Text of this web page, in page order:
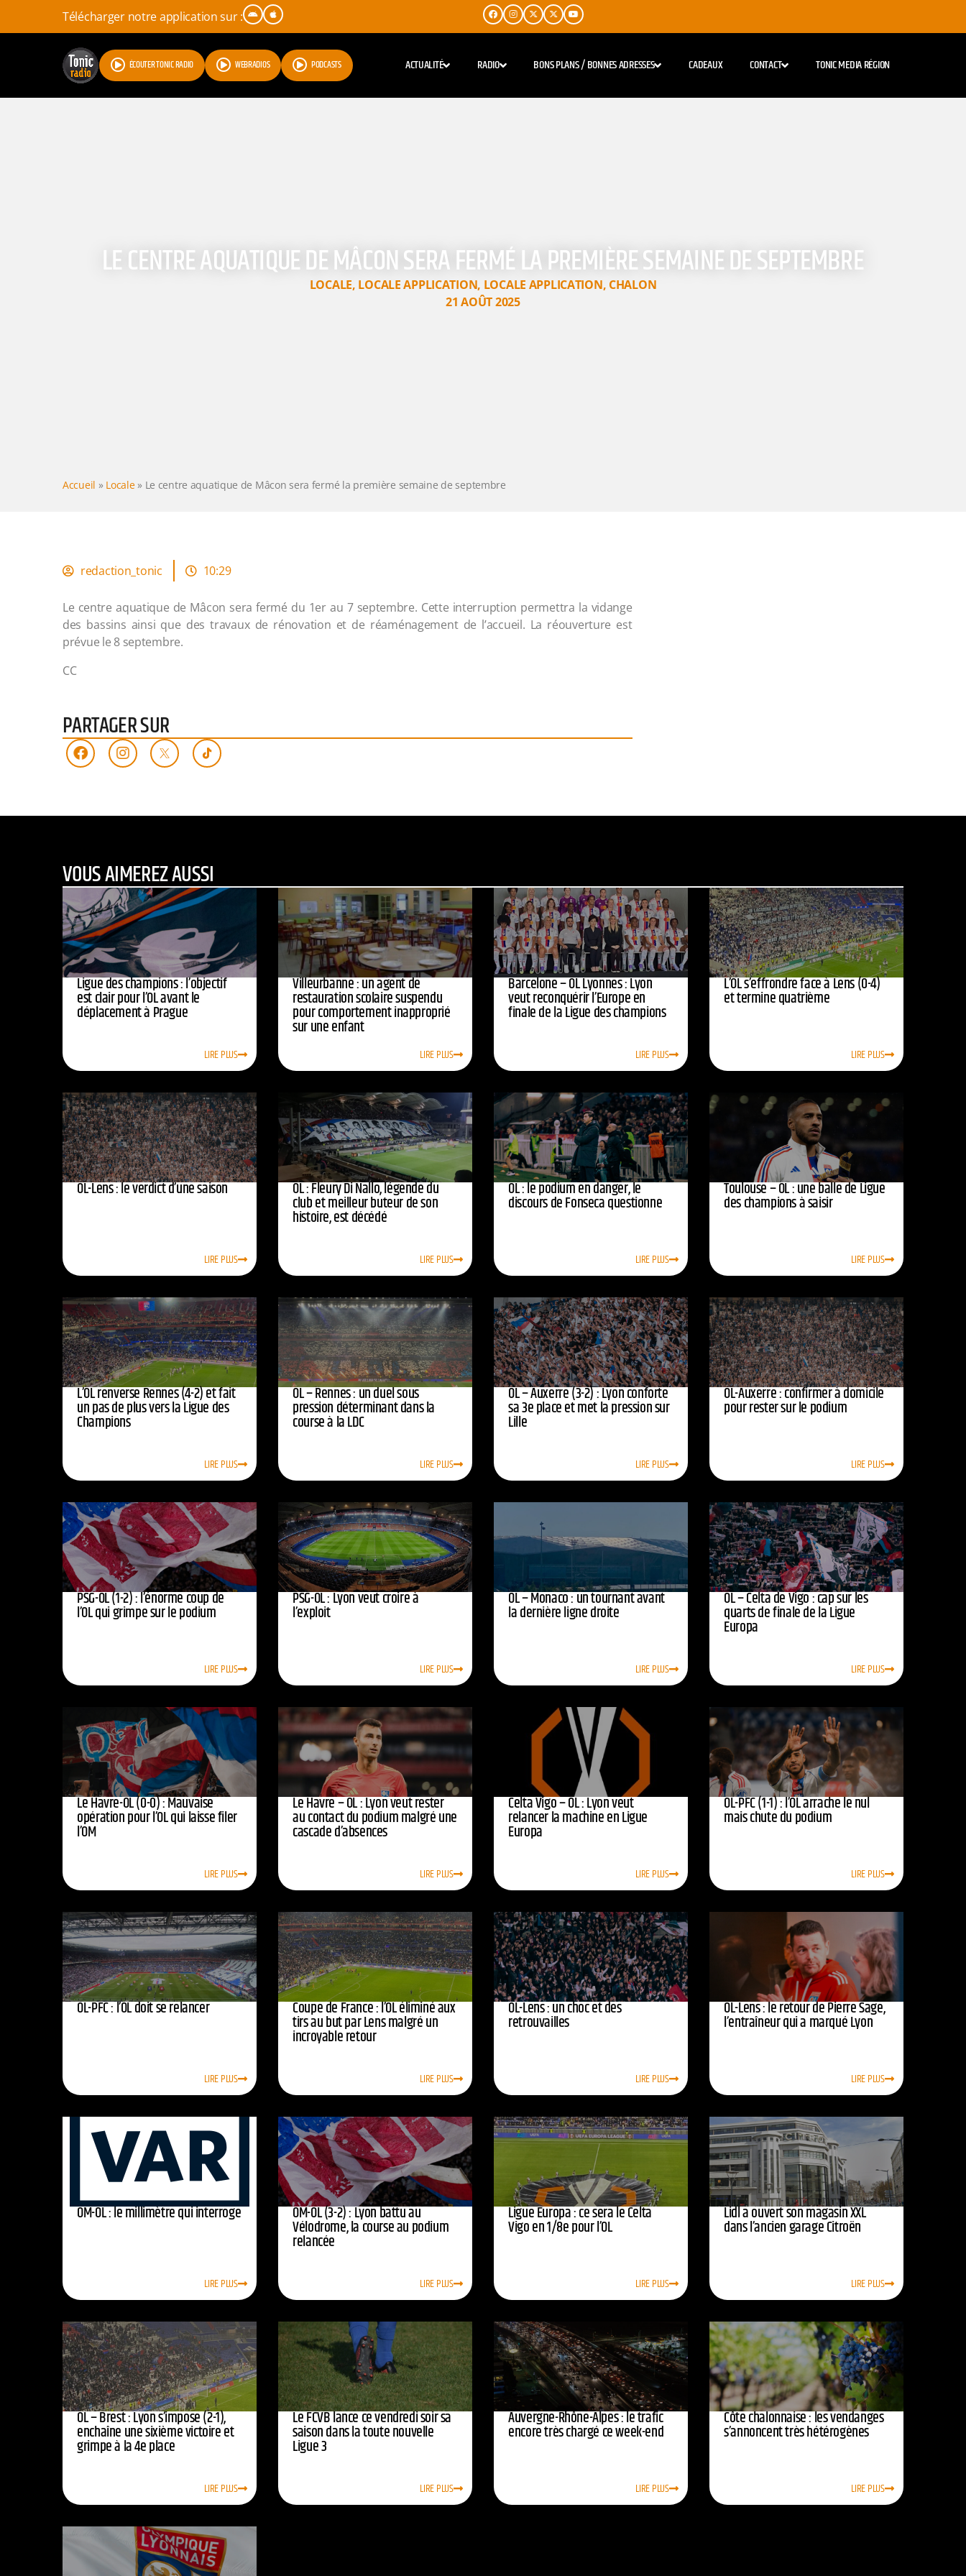
Télécharger notre application sur :
ÉCOUTER TONIC RADIO WEBRADIOS PODCASTS ACTUALITÉ RADIO BONS PLANS / BONNES ADRESSES CADEAUX CONTACT TONIC MEDIA RÉGION
LE CENTRE AQUATIQUE DE MÂCON SERA FERMÉ LA PREMIÈRE SEMAINE DE SEPTEMBRE
LOCALE, LOCALE APPLICATION, LOCALE APPLICATION, CHALON
21 AOÛT 2025
Accueil » Locale» Le centre aquatique de Mâcon sera fermé la première semaine de septembre
redaction_tonic 10:29
Le centre aquatique de Mâcon sera fermé du 1er au 7 septembre. Cette interruption permettra la vidange
des bassins ainsi que des travaux de rénovation et de réaménagement de l’accueil. La réouverture est
prévue le 8 septembre.
CC
PARTAGER SUR
VOUS AIMEREZ AUSSI
Ligue des champions : l’objectif
est clair pour l’OL avant le
déplacement à Prague
LIRE PLUS
Villeurbanne : un agent de
restauration scolaire suspendu
pour comportement inapproprié
sur une enfant
LIRE PLUS
Barcelone – OL Lyonnes : Lyon
veut reconquérir l’Europe en
finale de la Ligue des champions
LIRE PLUS
L’OL s’effrondre face à Lens (0-4)
et termine quatrième
LIRE PLUS
OL-Lens : le verdict d’une saison
LIRE PLUS
OL : Fleury Di Nallo, légende du
club et meilleur buteur de son
histoire, est décédé
LIRE PLUS
OL : le podium en danger, le
discours de Fonseca questionne
LIRE PLUS
Toulouse – OL : une balle de Ligue
des champions à saisir
LIRE PLUS
L’OL renverse Rennes (4-2) et fait
un pas de plus vers la Ligue des
Champions
LIRE PLUS
OL – Rennes : un duel sous
pression déterminant dans la
course à la LDC
LIRE PLUS
OL – Auxerre (3-2) : Lyon conforte
sa 3e place et met la pression sur
Lille
LIRE PLUS
OL-Auxerre : confirmer à domicile
pour rester sur le podium
LIRE PLUS
PSG-OL (1-2) : l’énorme coup de
l’OL qui grimpe sur le podium
LIRE PLUS
PSG-OL : Lyon veut croire à
l’exploit
LIRE PLUS
OL – Monaco : un tournant avant
la dernière ligne droite
LIRE PLUS
OL – Celta de Vigo : cap sur les
quarts de finale de la Ligue
Europa
LIRE PLUS
Le Havre-OL (0-0) : Mauvaise
opération pour l’OL qui laisse filer
l’OM
LIRE PLUS
Le Havre – OL : Lyon veut rester
au contact du podium malgré une
cascade d’absences
LIRE PLUS
Celta Vigo – OL : Lyon veut
relancer la machine en Ligue
Europa
LIRE PLUS
OL-PFC (1-1) : l’OL arrache le nul
mais chute du podium
LIRE PLUS
OL-PFC : l’OL doit se relancer
LIRE PLUS
Coupe de France : l’OL éliminé aux
tirs au but par Lens malgré un
incroyable retour
LIRE PLUS
OL-Lens : un choc et des
retrouvailles
LIRE PLUS
OL-Lens : le retour de Pierre Sage,
l’entraîneur qui a marqué Lyon
LIRE PLUS
OM-OL : le millimètre qui interroge
LIRE PLUS
OM-OL (3-2) : Lyon battu au
Vélodrome, la course au podium
relancée
LIRE PLUS
Ligue Europa : ce sera le Celta
Vigo en 1/8e pour l’OL
LIRE PLUS
Lidl a ouvert son magasin XXL
dans l’ancien garage Citroën
LIRE PLUS
OL – Brest : Lyon s’impose (2-1),
enchaîne une sixième victoire et
grimpe à la 4e place
LIRE PLUS
Le FCVB lance ce vendredi soir sa
saison dans la toute nouvelle
Ligue 3
LIRE PLUS
Auvergne-Rhône-Alpes : le trafic
encore très chargé ce week-end
LIRE PLUS
Côte chalonnaise : les vendanges
s’annoncent très hétérogènes
LIRE PLUS